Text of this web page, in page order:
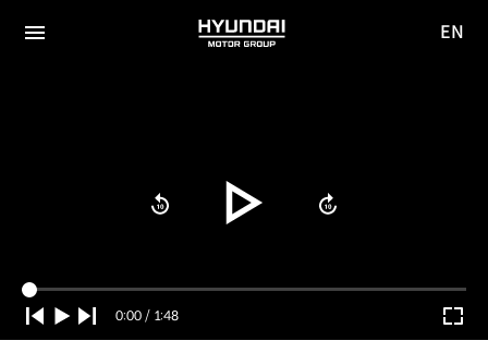
HYUNDAI
EN
Current
Time
0:00 / Duration
1:48